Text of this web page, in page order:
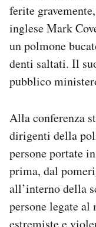
ferite
inglese Mark
un polmone
denti saltati. Il
pubblico
Alla conferenza
dirigenti della
persone portate
prima, dal
all’interno della
persone legate
estremiste e